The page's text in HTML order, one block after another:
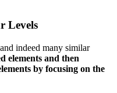
Levels
indeed many similar
elements and then
by focusing on the